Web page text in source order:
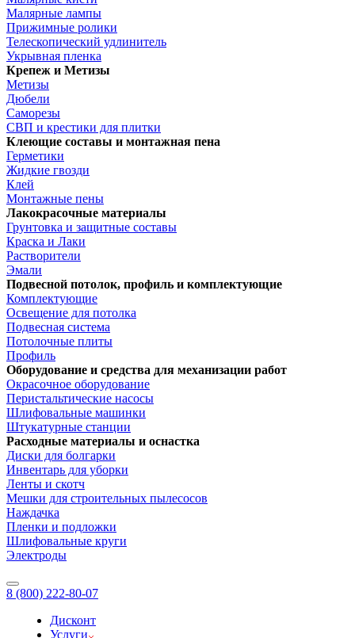
Малярные лампы
Прижимные ролики
Телескопический удлинитель
Укрывная пленка
Крепеж и Метизы
Метизы
Дюбели
Саморезы
СВП и крестики для плитки
Клеющие составы и монтажная пена
Герметики
Жидкие гвозди
Клей
Монтажные пены
Лакокрасочные материалы
Грунтовка и защитные составы
Краска и Лаки
Растворители
Эмали
Подвесной потолок, профиль и комплектующие
Комплектующие
Освещение для потолка
Подвесная система
Потолочные плиты
Профиль
Оборудование и средства для механизации работ
Окрасочное оборудование
Перистальтические насосы
Шлифовальные машинки
Штукатурные станции
Расходные материалы и оснастка
Диски для болгарки
Инвентарь для уборки
Ленты и скотч
Мешки для строительных пылесосов
Наждачка
Пленки и подложки
Шлифовальные круги
Электроды
8 (800) 222-80-07
Дисконт
Услуги